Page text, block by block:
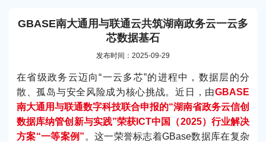
GBASE南大通用与联通云共筑湖南政务云一云多
芯数据基石
发布时间：2025-09-29
在省级政务云迈向“一云多芯”的进程中，数据层的分
散、孤岛与安全风险成为核心挑战。近日，由GBASE
南大通用与联通数字科技联合申报的“湖南省政务云信创
数据库纳管创新与实践”荣获ICT中国（2025）行业解决
方案“一等案例” 。这一荣誉标志着GBase数据库在复杂